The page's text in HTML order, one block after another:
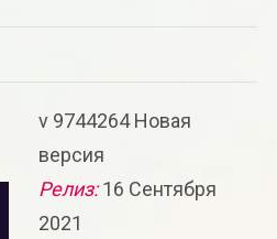
v 9744264 Новая
версия
Релиз:16 Сентября
2021